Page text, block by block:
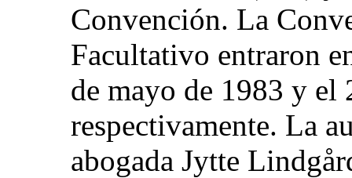
Convención. La
Facultativo entraron
de mayo de 1983 y el
respectivamente. La
abogada Jytte